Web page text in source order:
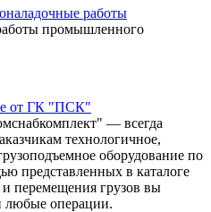
работы
промышленного
от ГК "ПСК"
— всегда
технологичное,
оборудование по
представленных в каталоге
перемещения грузов вы
любые операции.